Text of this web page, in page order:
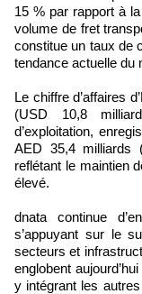
15 % par rapport à
volume de fret
constitue un taux de
tendance actuelle du
Le chiffre d’affaires
(USD 10,8
d’exploitation,
AED 35,4 milliards
reflétant le maintien
élevé.
dnata continue
s’appuyant sur le
secteurs et
englobent
y intégrant les autres